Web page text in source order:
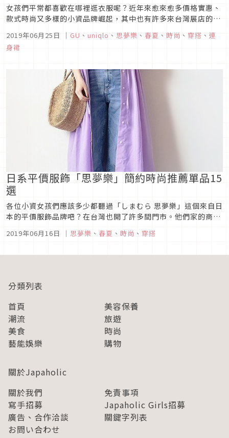
女孩們平常都喜歡在哪裡逛衣服呢？近年來愈來愈多價格實惠、
款式時尚又多樣的小資品牌崛起，其中也有許多來台灣展店的品
花少少的錢，就可以為全身上下打造出最夯的時尚穿搭。能夠打
扮美美又不瘦荷包的小資品牌，真的是各位小資女孩們的好朋
2019年06月25日 ｜ GU 、 uniqlo 、 思夢樂 、 春夏 、 時尚 、 穿搭 、 連
身裙
日系平價服飾「思夢樂」簡約時尚推薦單品15
選
各位小資女孩們應該多少都聽過「しまむら 思夢樂」這個來自日
本的平價服飾品牌吧？在台灣也開了許多間門市。他們家的商品
入手，讓妳輕鬆打造出最新流行穿搭。是不是很誘人呢？這次我
2019年06月16日 ｜ 思夢樂 、 春夏 、 時尚 、 穿搭
分類列表
首頁
美容保養
潮流
旅遊
美食
時尚
藝能娛樂
購物
關於Japaholic
關於我們
免責事項
寫手招募
Japaholic Girls招募
廣告、合作洽談
關鍵字列表
お問い合わせ